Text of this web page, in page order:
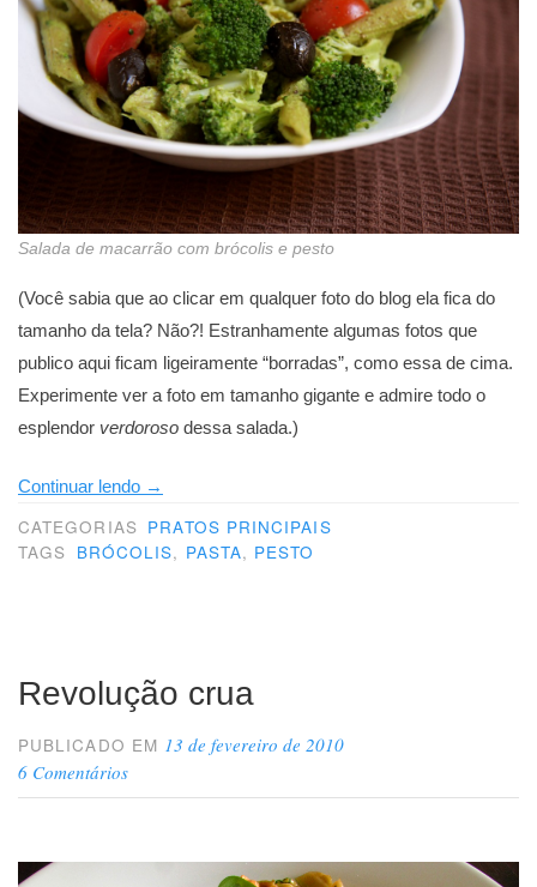
Salada de macarrão com brócolis e pesto
(Você sabia que ao clicar em qualquer foto do blog ela fica do
tamanho da tela? Não?! Estranhamente algumas fotos que
publico aqui ficam ligeiramente “borradas”, como essa de cima.
Experimente ver a foto em tamanho gigante e admire todo o
esplendor verdoroso dessa salada.)
Continuar lendo “Nutrição
x
Macarrão”
→
CATEGORIAS PRATOS PRINCIPAIS
TAGS BRÓCOLIS, PASTA, PESTO
Revolução crua
PUBLICADO EM 13 de fevereiro de 2010
6 Comentários